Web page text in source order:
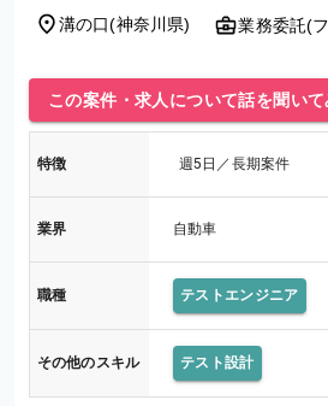
溝の口(神奈川県) 業務委託(
この案件・求人について話を聞いて
特徴 週5日／長期案件
業界 自動車
職種 テストエンジニア
その他のスキル テスト設計